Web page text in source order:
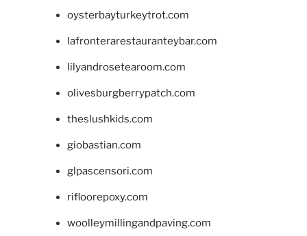
oysterbayturkeytrot.com
lafronterarestauranteybar.com
lilyandrosetearoom.com
olivesburgberrypatch.com
theslushkids.com
giobastian.com
glpascensori.com
rifloorepoxy.com
woolleymillingandpaving.com